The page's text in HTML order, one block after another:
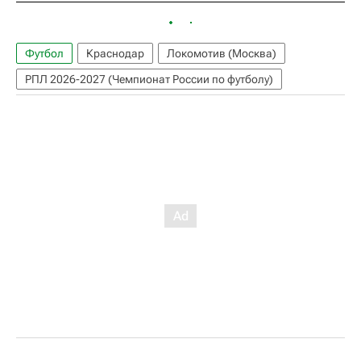
Футбол Краснодар
Локомотив (Москва)
РПЛ 2026-2027 (Чемпионат России по футболу)